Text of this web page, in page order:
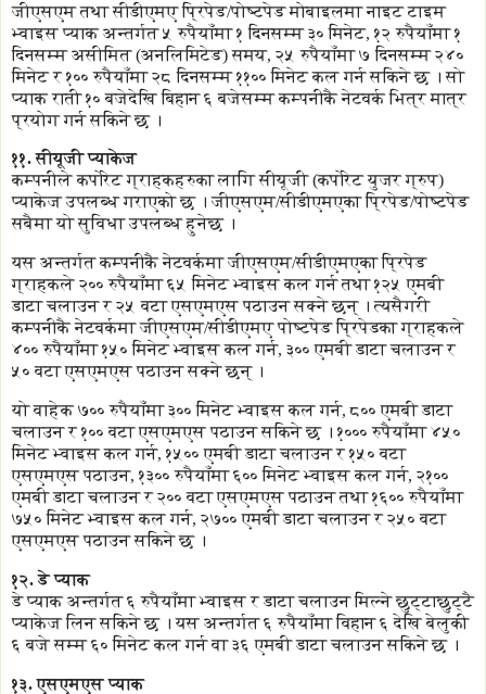
जीएसएम तथा सीडीएमए प्रिपेड/पोष्टपेड मोबाइलमा नाइट टाइम
भ्वाइस प्याक अन्तर्गत ५ रुपैयाँमा १ दिनसम्म ३० मिनेट, १२ रुपैयाँमा १
दिनसम्म असीमित (अनलिमिटेड) समय, २५ रुपैयाँमा ७ दिनसम्म २४०
मिनेट र १०० रुपैयाँमा २८ दिनसम्म ११०० मिनेट कल गर्न सकिने छ । सो
प्याक राती १० बजेदेखि बिहान ६ बजेसम्म कम्पनीकै नेटवर्क भित्र मात्र
प्रयोग गर्न सकिने छ ।
११. सीयूजी प्याकेज
कम्पनीले कर्पोरेट ग्राहकहरुका लागि सीयूजी (कर्पोरेट युजर ग्रुप)
प्याकेज उपलब्ध गराएको छ । जीएसएम/सीडीएमएका प्रिपेड/पोष्टपेड
सबैमा यो सुविधा उपलब्ध हुनेछ ।
यस अन्तर्गत कम्पनीकै नेटवर्कमा जीएसएम/सीडीएमएका प्रिपेड
ग्राहकले २०० रुपैयाँमा ६५ मिनेट भ्वाइस कल गर्न तथा १२५ एमबी
डाटा चलाउन र २५ वटा एसएमएस पठाउन सक्ने छन् । त्यसैगरी
कम्पनीकै नेटवर्कमा जीएसएम/सीडीएमए पोष्टपेड प्रिपेडका ग्राहकले
४०० रुपैयाँमा १५० मिनेट भ्वाइस कल गर्न, ३०० एमबी डाटा चलाउन र
५० वटा एसएमएस पठाउन सक्ने छन् ।
यो वाहेक ७०० रुपैयाँमा ३०० मिनेट भ्वाइस कल गर्न, ८०० एमबी डाटा
चलाउन र १०० वटा एसएमएस पठाउन सकिने छ । १००० रुपैयाँमा ४५०
मिनेट भ्वाइस कल गर्न, १५०० एमबी डाटा चलाउन र १५० वटा
एसएमएस पठाउन, १३०० रुपैयाँमा ६०० मिनेट भ्वाइस कल गर्न, २१००
एमबी डाटा चलाउन र २०० वटा एसएमएस पठाउन तथा १६०० रुपैयाँमा
७५० मिनेट भ्वाइस कल गर्न, २७०० एमबी डाटा चलाउन र २५० वटा
एसएमएस पठाउन सकिने छ ।
१२. डे प्याक
डे प्याक अन्तर्गत ६ रुपैयाँमा भ्वाइस र डाटा चलाउन मिल्ने छुट्टाछुट्टै
प्याकेज लिन सकिने छ । यस अन्तर्गत ६ रुपैयाँमा विहान ६ देखि बेलुकी
६ बजे सम्म ६० मिनेट कल गर्न वा ३६ एमबी डाटा चलाउन सकिने छ ।
१३. एसएमएस प्याक